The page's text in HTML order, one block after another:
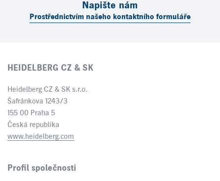
Napište nám
Prostřednictvím našeho kontaktního formuláře
HEIDELBERG CZ & SK
Heidelberg CZ & SK s.r.o.
Šafránkova 1243/3
155 00 Praha 5
Česká republika
www.heidelberg.com
Profil společnosti